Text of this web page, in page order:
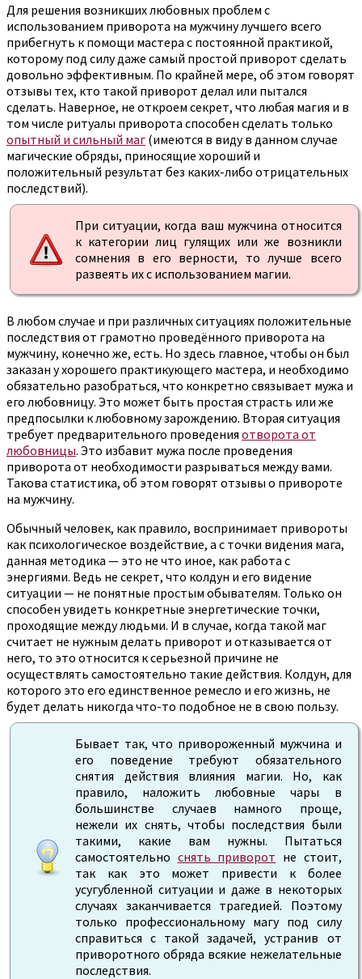
Для решения возникших любовных проблем с
использованием приворота на мужчину лучшего всего
прибегнуть к помощи мастера с постоянной практикой,
которому под силу даже самый простой приворот сделать
довольно эффективным. По крайней мере, об этом говорят
отзывы тех, кто такой приворот делал или пытался
сделать. Наверное, не откроем секрет, что любая магия и в
том числе ритуалы приворота способен сделать только
опытный и сильный маг (имеются в виду в данном случае
магические обряды, приносящие хороший и
положительный результат без каких-либо отрицательных
последствий).
При ситуации, когда ваш мужчина относится
к категории лиц гулящих или же возникли
сомнения в его верности, то лучше всего
развеять их с использованием магии.
В любом случае и при различных ситуациях положительные
последствия от грамотно проведённого приворота на
мужчину, конечно же, есть. Но здесь главное, чтобы он был
заказан у хорошего практикующего мастера, и необходимо
обязательно разобраться, что конкретно связывает мужа и
его любовницу. Это может быть простая страсть или же
предпосылки к любовному зарождению. Вторая ситуация
требует предварительного проведения отворота от
любовницы. Это избавит мужа после проведения
приворота от необходимости разрываться между вами.
Такова статистика, об этом говорят отзывы о привороте
на мужчину.
Обычный человек, как правило, воспринимает привороты
как психологическое воздействие, а с точки видения мага,
данная методика — это не что иное, как работа с
энергиями. Ведь не секрет, что колдун и его видение
ситуации — не понятные простым обывателям. Только он
способен увидеть конкретные энергетические точки,
проходящие между людьми. И в случае, когда такой маг
считает не нужным делать приворот и отказывается от
него, то это относится к серьезной причине не
осуществлять самостоятельно такие действия. Колдун, для
которого это его единственное ремесло и его жизнь, не
будет делать никогда что-то подобное не в свою пользу.
Бывает так, что привороженный мужчина и
его поведение требуют обязательного
снятия действия влияния магии. Но, как
правило, наложить любовные чары в
большинстве случаев намного проще,
нежели их снять, чтобы последствия были
такими, какие вам нужны. Пытаться
самостоятельно снять приворот не стоит,
так как это может привести к более
усугубленной ситуации и даже в некоторых
случаях заканчивается трагедией. Поэтому
только профессиональному магу под силу
справиться с такой задачей, устранив от
приворотного обряда всякие нежелательные
последствия.